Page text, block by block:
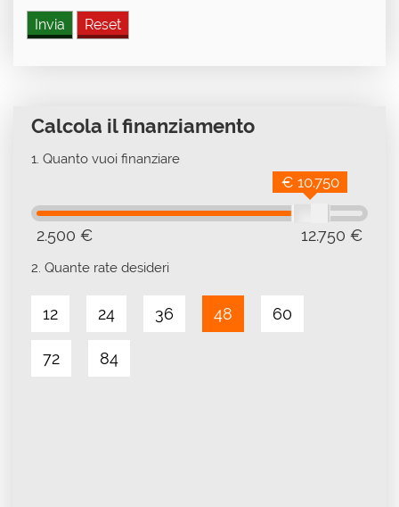
Calcola il finanziamento
1. Quanto vuoi finanziare
2.500 € 12.750 €
€ 10.750
2. Quante rate desideri
12 24 36 48 60
72 84